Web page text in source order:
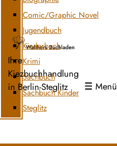
Ihre
Kiezbuchhandlung
in Berlin-Steglitz
Menü
Comic/Graphic Novel
Jugendbuch
Kinderbuch
Krimi
Sachbuch
Sachbuch Kinder
Steglitz